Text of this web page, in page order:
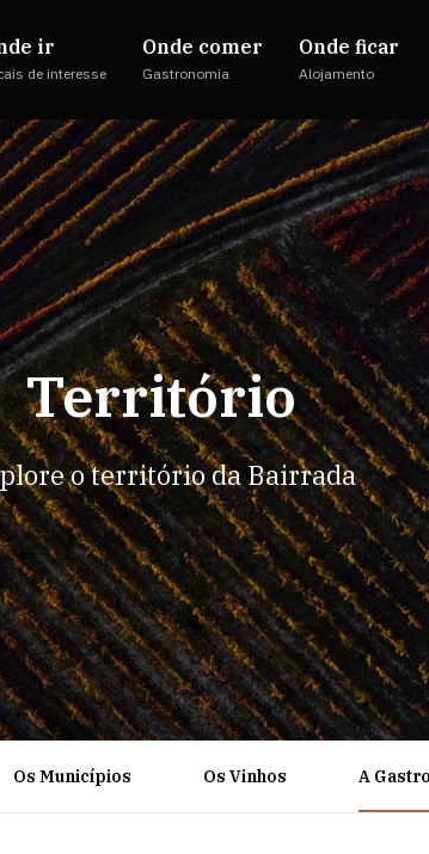
ir
de interesse
Onde comer
Gastronomia
Onde ficar
Alojamento
Território
o território da Bairrada
Os Municípios Os Vinhos A